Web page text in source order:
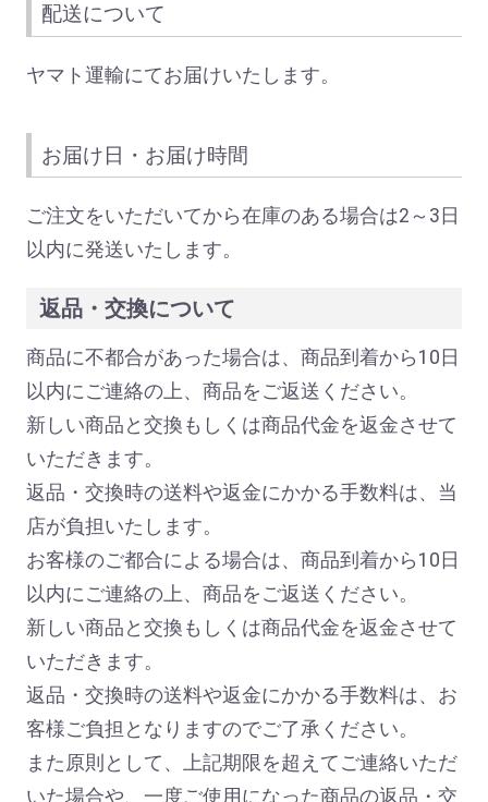
配送について
ヤマト運輸にてお届けいたします。
お届け日・お届け時間
ご注文をいただいてから在庫のある場合は2～3日
以内に発送いたします。
返品・交換について
商品に不都合があった場合は、商品到着から10日
以内にご連絡の上、商品をご返送ください。
新しい商品と交換もしくは商品代金を返金させて
いただきます。
返品・交換時の送料や返金にかかる手数料は、当
店が負担いたします。
お客様のご都合による場合は、商品到着から10日
以内にご連絡の上、商品をご返送ください。
新しい商品と交換もしくは商品代金を返金させて
いただきます。
返品・交換時の送料や返金にかかる手数料は、お
客様ご負担となりますのでご了承ください。
また原則として、上記期限を超えてご連絡いただ
いた場合や、一度ご使用になった商品の返品・交